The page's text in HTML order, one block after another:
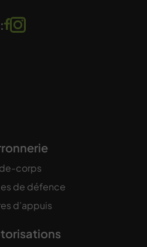
corps
de défence
d’appuis